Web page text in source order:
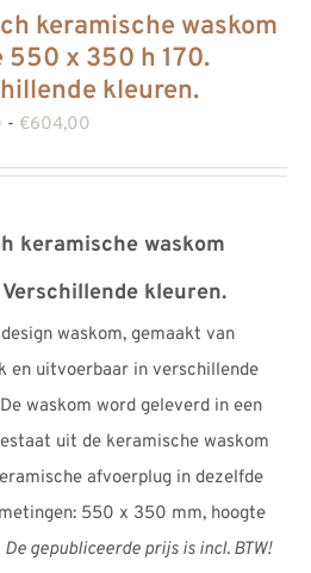
keramische waskom
550 x 350 h 170.
kleuren.
- €604,00
€604,00
keramische waskom
kleuren.
waskom, gemaakt van
en uitvoerbaar in verschillende
waskom word geleverd in een
uit de keramische waskom
afvoerplug in dezelfde
550 x 350 mm, hoogte
De gepubliceerde prijs is incl. BTW!